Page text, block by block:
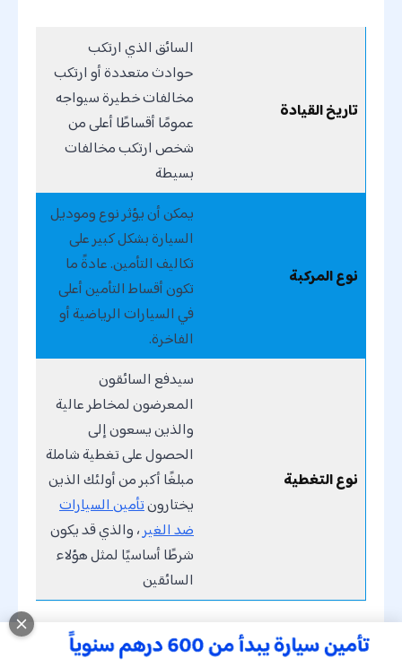
تاريخ القيادة
السائق الذي ارتكب
حوادث متعددة أو ارتكب
مخالفات خطيرة سيواجه
عمومًا أقساطًا أعلى من
شخص ارتكب مخالفات
بسيطة
نوع المركبة
يمكن أن يؤثر نوع وموديل
السيارة بشكل كبير على
تكاليف التأمين. عادةً ما
تكون أقساط التأمين أعلى
في السيارات الرياضية أو
الفاخرة.
نوع التغطية
سيدفع السائقون
المعرضون لمخاطر عالية
والذين يسعون إلى
الحصول على تغطية شاملة
مبلغًا أكبر من أولئك الذين
يختارونتأمين السيارات
ضد الغير، والذي قد يكون
شرطًا أساسيًا لمثل هؤلاء
السائقين
العوامل المؤثرة على أسعار أقساط